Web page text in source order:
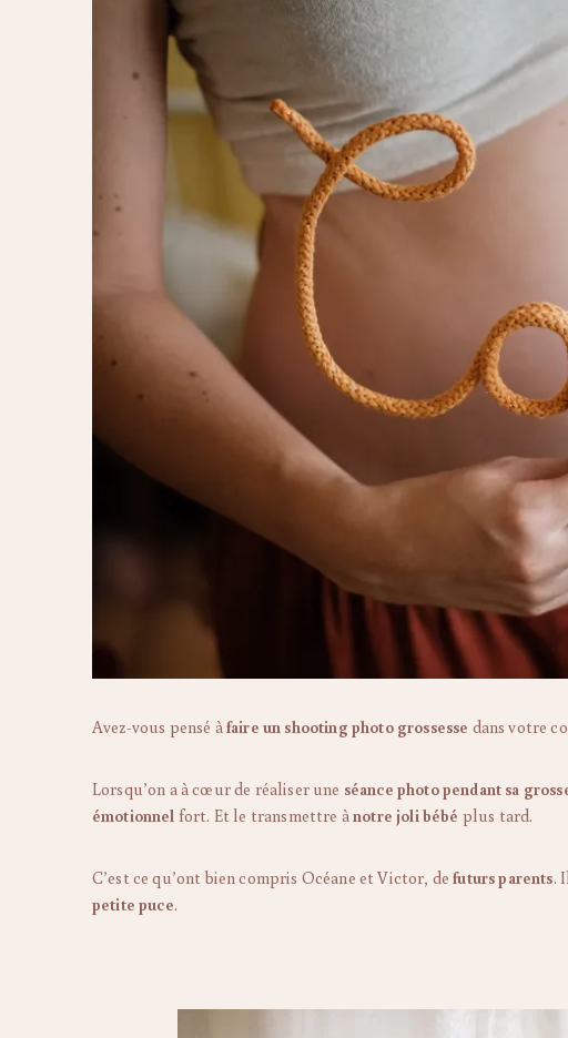
Avez-vous pensé à faire un shooting photo grossesse dans votre
Lorsqu’on a à cœur de réaliser une séance photo pendant sa
émotionnel fort. Et le transmettre ànotre joli bébé plus tard.
C’est ce qu’ont bien compris Océane et Victor, defuturs parents.
petite puce.